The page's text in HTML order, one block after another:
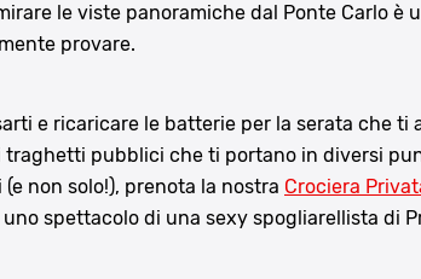
le viste panoramiche dal Ponte Carlo è
provare.
e ricaricare le batterie per la serata che ti
pubblici che ti portano in diversi
non solo!), prenota la nostra Crociera
spettacolo di una sexy spogliarellista di